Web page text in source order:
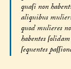
quaſi non
aliquibus
quod mulieres
habentes
ſequentes